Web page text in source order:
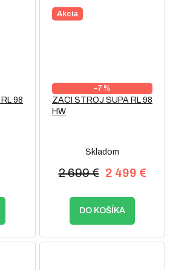
98
Akcia
–7 %
ZACI STROJ SUPA RL 98
HW
Skladom
2 499 €
2 699 €
DO KOŠÍKA